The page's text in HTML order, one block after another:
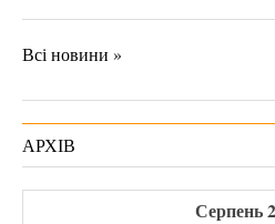
Всі новини »
АРХІВ
Серпень